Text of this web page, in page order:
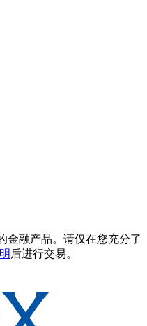
金融产品。请仅在您充分了
后进行交易。